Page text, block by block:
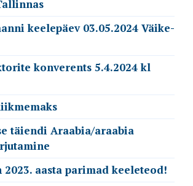
keelepäev 03.05.2024 Väike-
konverents 5.4.2024 kl
täiendi Araabia/araabia
2023. aasta parimad keeleteod!